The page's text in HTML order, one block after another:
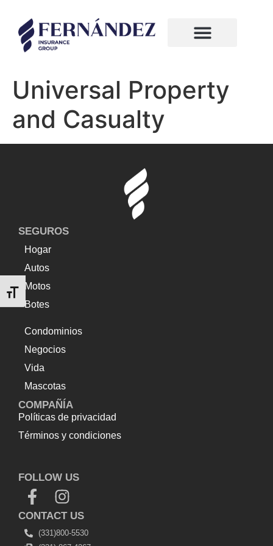
Alternar tamaño de letra
Universal Property
and Casualty
SEGUROS
Hogar
Autos
Motos
Botes
Condominios
Negocios
Vida
Mascotas
COMPAÑÍA
Políticas de privacidad
Términos y condiciones
FOLLOW US
CONTACT US
(331)800-5530